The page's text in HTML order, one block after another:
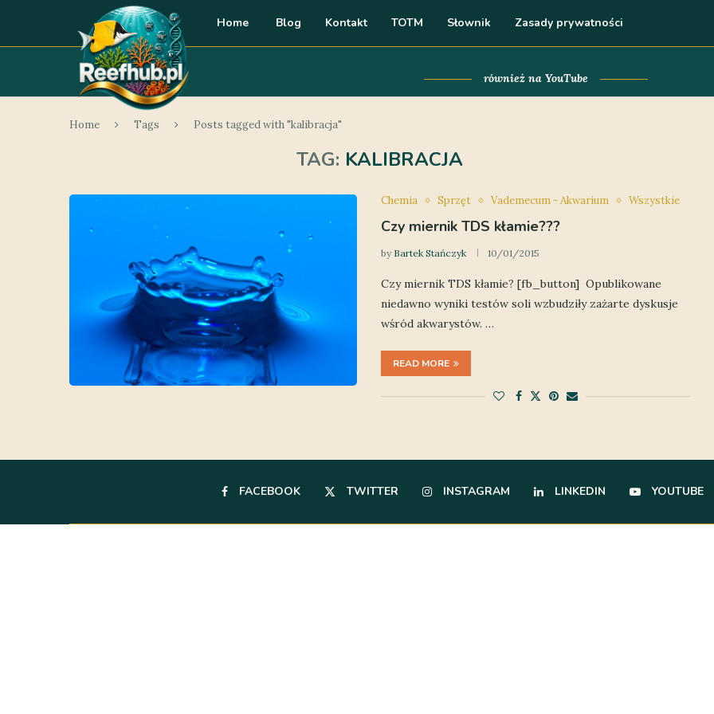
Home Blog Kontakt TOTM Słownik Zasady prywatności
również na YouTube
Home Tags Posts tagged with "kalibracja"
TAG: KALIBRACJA
Chemia Sprzęt Vademecum - Akwarium Wszystkie
Czy miernik TDS kłamie???
by Bartek Stańczyk 10/01/2015
Czy miernik TDS kłamie? [fb_button] Opublikowane
niedawno wyniki testów soli wzbudziły zażarte dyskusje
wśród akwarystów. …
READ MORE
FACEBOOK TWITTER INSTAGRAM LINKEDIN YOUTUBE